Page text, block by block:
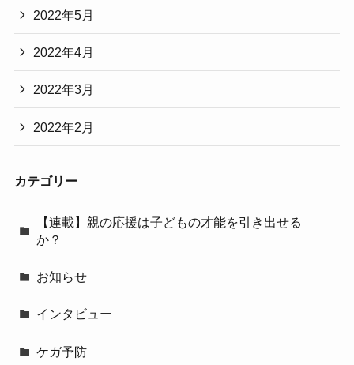
2022年5月
2022年4月
2022年3月
2022年2月
カテゴリー
【連載】親の応援は子どもの才能を引き出せる
か？
お知らせ
インタビュー
ケガ予防